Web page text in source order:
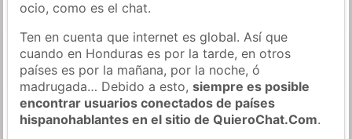
ocio, como es el chat.
Ten en cuenta que internet es global. Así que
cuando en Honduras es por la tarde, en otros
países es por la mañana, por la noche, ó
madrugada… Debido a esto,siempre es posible
encontrar usuarios conectados de países
hispanohablantes en el sitio de QuieroChat.Com.